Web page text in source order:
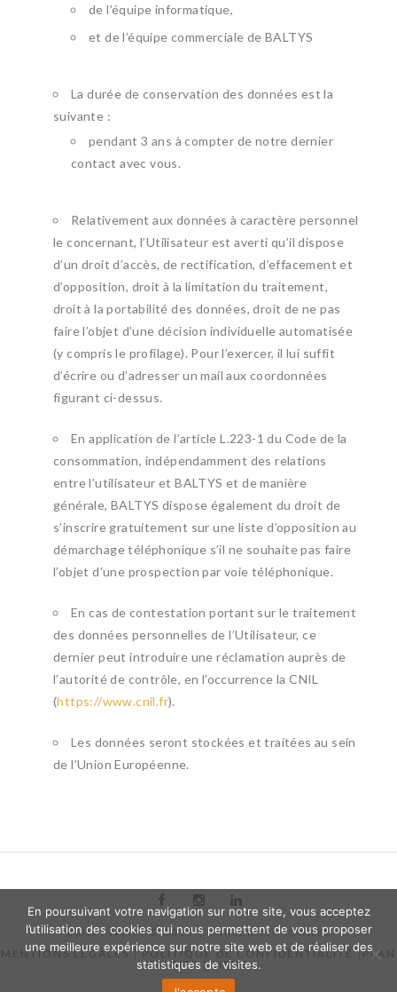
de l’équipe informatique,
et de l’équipe commerciale de BALTYS
La durée de conservation des données est la
suivante :
pendant 3 ans à compter de notre dernier
contact avec vous.
Relativement aux données à caractère personnel
le concernant, l’Utilisateur est averti qu’il dispose
d’un droit d’accès, de rectification, d’effacement et
d’opposition, droit à la limitation du traitement,
droit à la portabilité des données, droit de ne pas
faire l’objet d’une décision individuelle automatisée
(y compris le profilage). Pour l’exercer, il lui suffit
d’écrire ou d’adresser un mail aux coordonnées
figurant ci-dessus.
En application de l’article L.223-1 du Code de la
consommation, indépendamment des relations
entre l’utilisateur et BALTYS et de manière
générale, BALTYS dispose également du droit de
s’inscrire gratuitement sur une liste d’opposition au
démarchage téléphonique s’il ne souhaite pas faire
l’objet d’une prospection par voie téléphonique.
En cas de contestation portant sur le traitement
des données personnelles de l’Utilisateur, ce
dernier peut introduire une réclamation auprès de
l’autorité de contrôle, en l’occurrence la CNIL
(https://www.cnil.fr).
Les données seront stockées et traitées au sein
de l’Union Européenne.
Baltys Hôtel © 2025 | ConceptioniOnweb
MENTIONS LEGALES|POLITIQUE DE CONFIDENTIALITÉ|PLAN
DU SITE|LIENS
En poursuivant votre navigation sur notre site, vous acceptez
l’utilisation des cookies qui nous permettent de vous proposer
une meilleure expérience sur notre site web et de réaliser des
statistiques de visites.